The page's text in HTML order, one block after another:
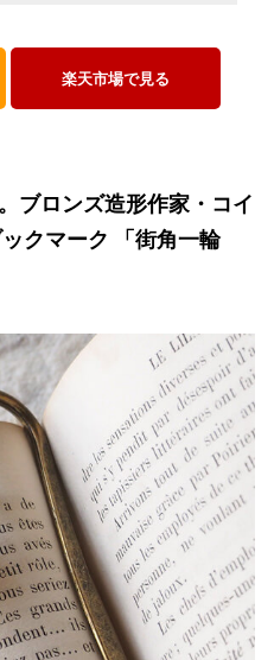
楽天市場で見る
ブロンズ造形作家・コイ
クマーク 「街角一輪